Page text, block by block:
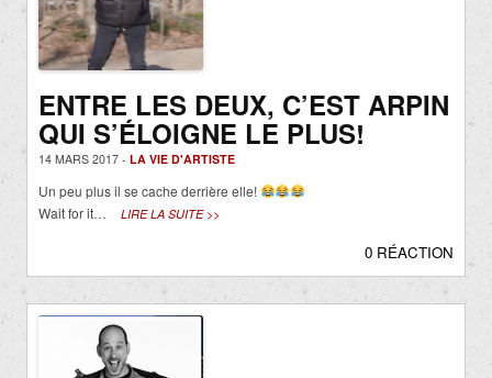
ENTRE LES DEUX, C’EST ARPIN
QUI S’ÉLOIGNE LE PLUS!
14 MARS 2017 - LA VIE D'ARTISTE
Un peu plus il se cache derrière elle!
Wait for it…
LIRE LA SUITE >>
0 RÉACTION